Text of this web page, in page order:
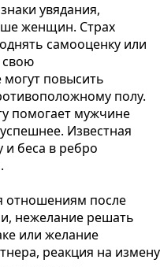
увядания,
женщин. Страх
самооценку или
свою
могут повысить
полу.
помогает мужчине
Известная
и беса в ребро
отношениям после
нежелание решать
или желание
реакция на измену